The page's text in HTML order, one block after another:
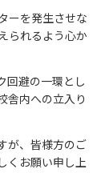
ーを発生させな
られるよう心か
回避の一環とし
舎内への立入り
が、皆様方のご
くお願い申し上